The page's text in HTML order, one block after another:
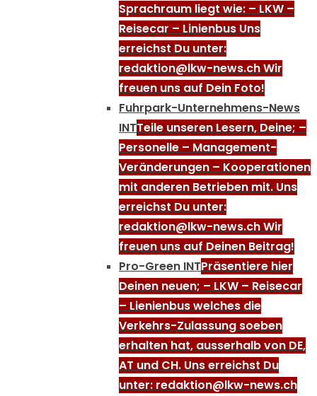
Sprachraum liegt wie: – LKW –
Reisecar – Linienbus Uns
erreichst Du unter:
redaktion@lkw-news.ch Wir
freuen uns auf Dein Foto!
Fuhrpark-Unternehmens-News
INTTeile unseren Lesern, Deine; –
Personelle – Management-
Veränderungen – Kooperationen
mit anderen Betrieben mit. Uns
erreichst Du unter:
redaktion@lkw-news.ch Wir
freuen uns auf Deinen Beitrag!
Pro-Green INTPräsentiere hier
Deinen neuen; – LKW – Reisecar
– Lienienbus welches die
Verkehrs-Zulassung soeben
erhalten hat, ausserhalb von DE,
AT und CH. Uns erreichst Du
unter: redaktion@lkw-news.ch